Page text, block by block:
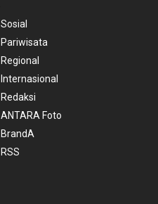
Sosial
Pariwisata
Regional
Internasional
Redaksi
ANTARA Foto
BrandA
RSS